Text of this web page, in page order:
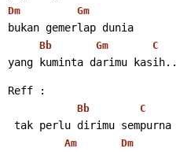
Dm Gm
bukan gemerlap dunia
Bb Gm C
yang kuminta darimu kasih..
Reff :
Bb C
tak perlu dirimu sempurna
Am Dm